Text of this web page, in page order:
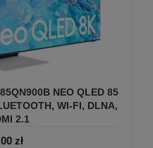
NEO QLED 85
WI-FI, DLNA,
2.1
zł